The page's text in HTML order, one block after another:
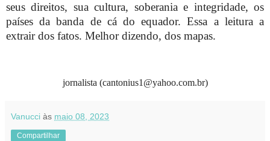
seus direitos, sua cultura, soberania e integridade, os
países da banda de cá do equador. Essa a leitura a
extrair dos fatos. Melhor dizendo, dos mapas.
jornalista (cantonius1@yahoo.com.br)
Vanucci às maio 08, 2023
Compartilhar